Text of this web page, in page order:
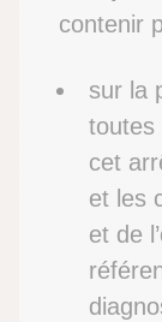
contenir
sur la
toutes
cet
et les
et de